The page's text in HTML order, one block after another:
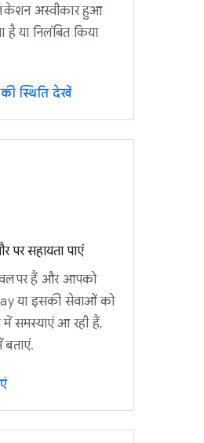
अस्वीकार हुआ
है या निलंबित किया
स्थिति देखें
पर सहायता पाएं
हैं और आपको
या इसकी सेवाओं को
समस्याएं आ रही हैं,
बताएं.